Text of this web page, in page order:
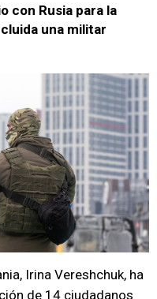
con Rusia para la
una militar
Irina Vereshchuk, ha
de 14 ciudadanos